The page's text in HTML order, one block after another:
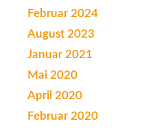
Februar 2024
August 2023
Januar 2021
Mai 2020
April 2020
Februar 2020